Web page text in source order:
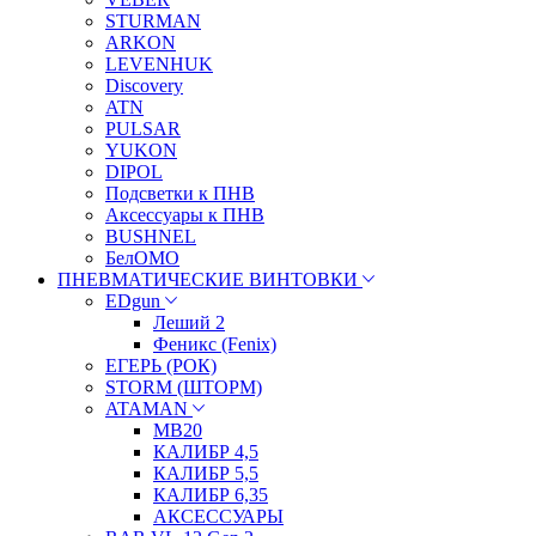
STURMAN
ARKON
LEVENHUK
Discovery
ATN
PULSAR
YUKON
DIPOL
Подсветки к ПНВ
Аксессуары к ПНВ
BUSHNEL
БелОМО
ПНЕВМАТИЧЕСКИЕ ВИНТОВКИ
EDgun
Леший 2
Феникс (Fenix)
ЕГЕРЬ (РОК)
STORM (ШТОРМ)
ATAMAN
МВ20
КАЛИБР 4,5
КАЛИБР 5,5
КАЛИБР 6,35
АКСЕССУАРЫ